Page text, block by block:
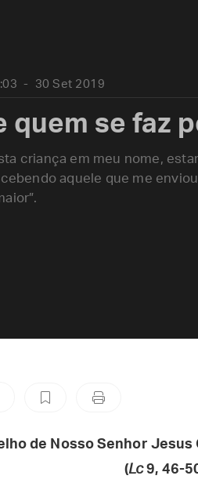
30 Set 2019
quem se faz
criança em meu nome,
aquele que me
de Nosso Senhor
(Lc9, 46-